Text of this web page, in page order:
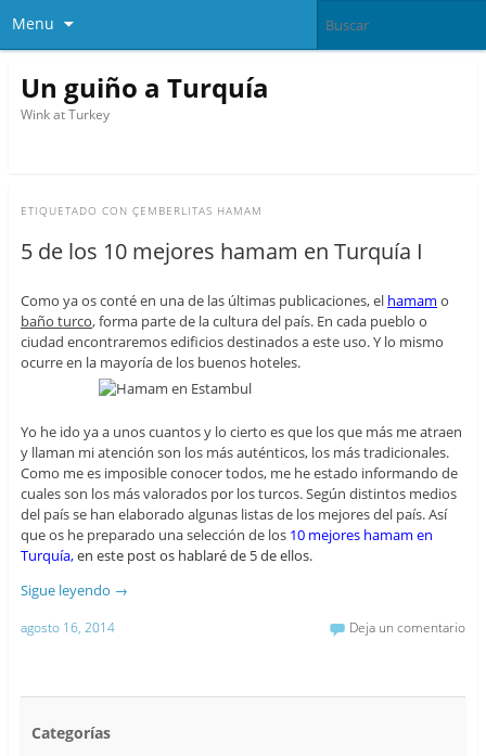
Menu
Un guiño a Turquía
Wink at Turkey
ETIQUETADO CON ÇEMBERLITAS HAMAM
5 de los 10 mejores hamam en Turquía I
Como ya os conté en una de las últimas publicaciones, el hamam o
baño turco, forma parte de la cultura del país. En cada pueblo o
ciudad encontraremos edificios destinados a este uso. Y lo mismo
ocurre en la mayoría de los buenos hoteles.
Yo he ido ya a unos cuantos y lo cierto es que los que más me atraen
y llaman mi atención son los más auténticos, los más tradicionales.
Como me es imposible conocer todos, me he estado informando de
cuales son los más valorados por los turcos. Según distintos medios
del país se han elaborado algunas listas de los mejores del país. Así
que os he preparado una selección de los 10 mejores hamam en
Turquía,en este post os hablaré de 5 de ellos.
Sigue leyendo →
agosto 16, 2014 Deja un comentario
Categorías